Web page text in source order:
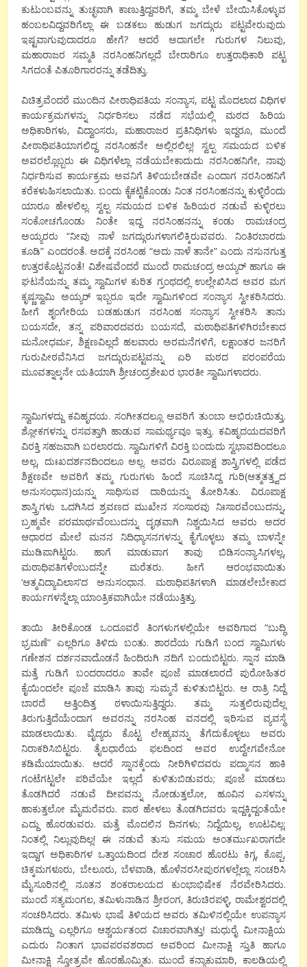
ಕುಟುಂಬವನ್ನು ತುಚ್ಛವಾಗಿ ಕಾಣುತ್ತಿದ್ದವರಿಗೆ, ತಮ್ಮ ಬೇಳೆ ಬೇಯಿಸಿಕೊಳ್ಳುವ
ಹಂಬಲವಿದ್ದವರಿಗೆಲ್ಲಾ ಈ ಬಡಕಲು ಹುಡುಗ ಜಗದ್ಗುರು ಪಟ್ಟವೇರುವುದು
ಇಷ್ಟವಾಗುವುದಾದರೂ ಹೇಗೆ? ಆದರೆ ಅದಾಗಲೇ ಗುರುಗಳ ನಿಲುವು,
ಮಹಾರಾಜರ ಸಮ್ಮತಿ ನರಸಿಂಹನಿಗಲ್ಲದೆ ಬೇರಾರಿಗೂ ಉತ್ತರಾಧಿಕಾರಿ ಪಟ್ಟ
ಸಿಗದಂತೆ ಪಿತೂರಿಗಾರರನ್ನು ತಡೆದಿತ್ತು.
ವಿಚಿತ್ರವೆಂದರೆ ಮುಂದಿನ ಪೀಠಾಧಿಪತಿಯ ಸಂನ್ಯಾಸ, ಪಟ್ಟ ಮೊದಲಾದ ವಿಧಿಗಳ
ಕಾರ್ಯಕ್ರಮಗಳನ್ನು ನಿರ್ಧರಿಸಲು ನಡೆದ ಸಭೆಯಲ್ಲಿ ಮಠದ ಹಿರಿಯ
ಅಧಿಕಾರಿಗಳು, ವಿದ್ವಾಂಸರು, ಮಹಾರಾಜರ ಪ್ರತಿನಿಧಿಗಳು ಇದ್ದರೂ, ಮುಂದೆ
ಪೀಠಾಧಿಪತಿಯಾಗಲಿದ್ದ ನರಸಿಂಹನೇ ಅಲ್ಲಿರಲಿಲ್ಲ! ಸ್ವಲ್ಪ ಸಮಯದ ಬಳಿಕ
ಅವರಲ್ಲೊಬ್ಬರು ಈ ವಿಧಿಗಳೆಲ್ಲಾ ನಡೆಯಬೇಕಾದುದು ನರಸಿಂಹನಿಗೇ, ನಾವು
ನಿರ್ಧರಿಸುವ ಕಾರ್ಯಕ್ರಮ ಅವನಿಗೆ ತಿಳಿಯಬೇಡವೇ ಎಂದಾಗ ನರಸಿಂಹನಿಗೆ
ಕರೆಕಳುಹಿಸಲಾಯಿತು. ಬಂದು ಕೈಕಟ್ಟಿಕೊಂಡು ನಿಂತ ನರಸಿಂಹನನ್ನು ಕುಳ್ಳಿರೆಂದು
ಯಾರೂ ಹೇಳಲಿಲ್ಲ. ಸ್ವಲ್ಪ ಸಮಯದ ಬಳಿಕ ಹಿರಿಯರ ನಡುವೆ ಕುಳ್ಳಿರಲು
ಸಂಕೋಚಗೊಂಡು ನಿಂತೇ ಇದ್ದ ನರಸಿಂಹನನ್ನು ಕಂಡು ರಾಮಚಂದ್ರ
ಅಯ್ಯರರು “ನೀವು ನಾಳೆ ಜಗದ್ಗುರುಗಳಾಗಲಿಕ್ಕಿರುವವರು. ನಿಂತಿರಬಾರದು
ಕೂಡಿ” ಎಂದರಂತೆ. ಅದಕ್ಕೆ ನರಸಿಂಹ “ಅದು ನಾಳೆ ತಾನೇ” ಎಂದು ನಸುನಗುತ್ತ
ಉತ್ತರಕೊಟ್ಟನಂತೆ! ವಿಶೇಷವೆಂದರೆ ಮುಂದೆ ರಾಮಚಂದ್ರ ಅಯ್ಯರ್ ಹಾಗೂ ಈ
ಘಟನೆಯನ್ನು ತಮ್ಮ ಸ್ವಾಮಿಗಳ ಕುರಿತ ಗ್ರಂಥದಲ್ಲಿ ಉಲ್ಲೇಖಿಸಿದ ಅವರ ಮಗ
ಕೃಷ್ಣಸ್ವಾಮಿ ಅಯ್ಯರ್ ಇಬ್ಬರೂ ಇದೇ ಸ್ವಾಮಿಗಳಿಂದ ಸಂನ್ಯಾಸ ಸ್ವೀಕರಿಸಿದರು.
ಹೀಗೆ ಶೃಂಗೇರಿಯ ಬಡಹುಡುಗ ನರಸಿಂಹ ಸಂನ್ಯಾಸ ಸ್ವೀಕರಿಸಿ ತಾನು
ಬಯಸದೇ, ತನ್ನ ಪರಿವಾರದವರು ಬಯಸದೆ, ಮಠಾಧಿಪತಿಗಳಿಗಿರಬೇಕಾದ
ಮನೋಧರ್ಮ, ಶಿಕ್ಷಣವಿಲ್ಲದೆ ಹಲವಾರು ಅರಮನೆಗಳಿಗೆ, ಲಕ್ಷಾಂತರ ಜನರಿಗೆ
ಗುರುಪೀಠವೆನಿಸಿದ ಜಗದ್ಗುರುಪಟ್ಟವನ್ನು ಏರಿ ಮಠದ ಪರಂಪರೆಯ
ಮೂವತ್ನಾಲ್ಕನೇ ಯತಿಯಾಗಿ ಶ್ರೀಚಂದ್ರಶೇಖರ ಭಾರತೀ ಸ್ವಾಮಿಗಳಾದರು.
ಸ್ವಾಮಿಗಳದ್ದು ಕವಿಹೃದಯ. ಸಂಗೀತದಲ್ಲೂ ಅವರಿಗೆ ತುಂಬಾ ಅಭಿರುಚಿಯಿತ್ತು.
ಶ್ಲೋಕಗಳನ್ನು ರಸವತ್ತಾಗಿ ಹಾಡುವ ಸಾಮರ್ಥ್ಯವೂ ಇತ್ತು. ಕವಿಹೃದಯದವರಿಗೆ
ವಿರಕ್ತಿ ಸಹಜವಾಗಿ ಬರಲಾರದು. ಸ್ವಾಮಿಗಳಿಗೆ ವಿರಕ್ತಿ ಬಂದುದು ಸ್ವಭಾವದಿಂದಲೂ
ಅಲ್ಲ, ದುಃಖದರ್ಶನದಿಂದಲೂ ಅಲ್ಲ. ಅವರು ವಿರೂಪಾಕ್ಷ ಶಾಸ್ತ್ರಿಗಳಲ್ಲಿ ಪಡೆದ
ಶಿಕ್ಷಣವೇ ಅವರಿಗೆ ತಮ್ಮ ಗುರುಗಳು ಹಿಂದೆ ಸೂಚಿಸಿದ್ದ ಗುರಿ(ಆತ್ಮತತ್ತ್ವದ
ಅನುಸಂಧಾನ)ಯನ್ನು ಸಾಧಿಸುವ ದಾರಿಯನ್ನು ತೋರಿಸಿತು. ವಿರೂಪಾಕ್ಷ
ಶಾಸ್ತ್ರಿಗಳು ಒದಗಿಸಿದ ಶ್ರವಣದ ಮುಖೇನ ಸಂಸಾರವು ನಿಃಸಾರವೆಂಬುದನ್ನು,
ಬ್ರಹ್ಮವೇ ಪರಮಾರ್ಥವೆಂಬುದನ್ನು ದೃಢವಾಗಿ ನಿಶ್ಚಯಿಸಿದ ಅವರು ಅದರ
ಆಧಾರದ ಮೇಲೆ ಮನನ ನಿದಿಧ್ಯಾಸನಗಳನ್ನು ಕೈಗೊಳ್ಳಲು ತಮ್ಮ ಬಾಳನ್ನೇ
ಮುಡಿಪಾಗಿಟ್ಟರು. ಹಾಗೆ ಮಾಡುವಾಗ ತಾವು ಬಿಡಿಸಂನ್ಯಾಸಿಗಳಲ್ಲ,
ಮಠಾಧಿಪತಿಗಳೆಂಬುದನ್ನೇ ಮರೆತರು. ಹೀಗೆ ಆರಂಭವಾಯಿತು
‘ಆತ್ಮವಿದ್ಯಾವಿಲಾಸ’ದ ಅನುಸಂಧಾನ. ಮಠಾಧಿಪತಿಗಳಾಗಿ ಮಾಡಲೇಬೇಕಾದ
ಕಾರ್ಯಗಳನ್ನೆಲ್ಲಾ ಯಾಂತ್ರಿಕವಾಗಿಯೇ ನಡೆಯುತ್ತಿತ್ತು.
ತಾಯಿ ತೀರಿಕೊಂಡ ಒಂದೂವರೆ ತಿಂಗಳುಗಳಲ್ಲಿಯೇ ಅವರಿಗಾದ “ಬುದ್ಧಿ
ಭ್ರಮಣೆ” ಎಲ್ಲರಿಗೂ ತಿಳಿದು ಬಂತು. ಶಾರದೆಯ ಗುಡಿಗೆ ಬಂದ ಸ್ವಾಮಿಗಳು
ಗಣೇಶನ ದರ್ಶನವಾದೊಡನೆ ಹಿಂದಿರುಗಿ ನದಿಗೆ ಬಂದುಬಿಟ್ಟರು. ಸ್ನಾನ ಮಾಡಿ
ಮತ್ತೆ ಗುಡಿಗೆ ಬಂದರಾದರೂ ತಾವೇ ಪೂಜೆ ಮಾಡಲಾರದೆ ಪುರೋಹಿತರ
ಕೈಯಿಂದಲೇ ಪೂಜೆ ಮಾಡಿಸಿ ತಾವು ಸುಮ್ಮನೆ ಕುಳಿತುಬಿಟ್ಟರು. ಆ ರಾತ್ರಿ ನಿದ್ದೆ
ಬಾರದೆ ಅತ್ತಿಂದಿತ್ತ ಠಳಾಯಿಸುತ್ತಿದ್ದರು. ತಮ್ಮ ಸುತ್ತಲಿರುವುದೆಲ್ಲ
ತಿರುಗುತ್ತಿದೆಯೆಂದಾಗ ಅವರನ್ನು ನರಸಿಂಹ ವನದಲ್ಲಿ ಇರಿಸುವ ವ್ಯವಸ್ಥೆ
ಮಾಡಲಾಯಿತು. ವೈದ್ಯರು ಕೊಟ್ಟ ಲೇಹ್ಯವನ್ನು ತೆಗೆದುಕೊಳ್ಳಲು ಅವರು
ನಿರಾಕರಿಸಿಬಿಟ್ಟರು. ತೈಲಧಾರೆಯ ಫಲದಿಂದ ಅವರ ಉದ್ವೇಗವೇನೋ
ಕಡಿಮೆಯಾಯಿತು. ಆದರೆ ಸ್ನಾನಕ್ಕೆಂದು ನೀರಿಗಿಳಿದವರು ಪದ್ಮಾಸನ ಹಾಕಿ
ಗಂಟೆಗಟ್ಟಲೇ ಪರಿವೆಯೇ ಇಲ್ಲದೆ ಕುಳಿತುಬಿಡುವರು; ಪೂಜೆ ಮಾಡಲು
ತೊಡಗಿದರೆ ನಡುವೆ ದೀಪವನ್ನು ನೋಡುತ್ತಲೋ, ಹೂವಿನ ಎಸಳನ್ನು
ಹಾಕುತ್ತಲೋ ಮೈಮರೆವರು. ಪಾಠ ಹೇಳಲು ತೊಡಗಿದವರು ಇದ್ದಕ್ಕಿದ್ದಂತೆಯೇ
ಎದ್ದು ಹೊರಡುವರು. ಮತ್ತೆ ಮೊದಲಿನ ದಿನಗಳು; ನಿದ್ದೆಯಿಲ್ಲ, ಊಟವಿಲ್ಲ;
ನಿಂತಲ್ಲಿ ನಿಲ್ಲುವುದಿಲ್ಲ! ಈ ನಡುವೆ ತುಸು ಸಮಯ ಅಂತರ್ಮುಖರಾಗದೇ
ಇದ್ದಾಗ ಅಧಿಕಾರಿಗಳ ಒತ್ತಾಯದಿಂದ ದೇಶ ಸಂಚಾರ ಹೊರಟು ಕಿಗ್ಗ, ಕೊಪ್ಪ,
ಚಿಕ್ಕಮಗಳೂರು, ಬೇಲೂರು, ಬೆಳವಾಡಿ, ಹೊಳೆನರಸೀಪುರಗಳಲ್ಲೆಲ್ಲಾ ಸಂಚರಿಸಿ
ಮೈಸೂರಿನಲ್ಲಿ ನೂತನ ಶಂಕರಾಲಯದ ಕುಂಭಾಭಿಷೇಕ ನೆರವೇರಿಸಿದರು.
ಮುಂದೆ ಸತ್ಯಮಂಗಲ, ತಮಿಳುನಾಡಿನ ಶ್ರೀರಂಗ, ತಿರುಚಿರಪಳ್ಳಿ, ರಾಮೇಶ್ವರದಲ್ಲಿ
ಸಂಚರಿಸಿದರು. ತಮಿಳು ಭಾಷೆ ತಿಳಿಯದ ಅವರು ತಮಿಳಿನಲ್ಲಿಯೇ ಉಪನ್ಯಾಸ
ಮಾಡಿದ್ದು ಎಲ್ಲರಿಗೂ ಆಶ್ಚರ್ಯತಂದ ವಿಚಾರವಾಗಿತ್ತು! ಮಧುರೈ ಮೀನಾಕ್ಷಿಯ
ಎದುರು ನಿಂತಾಗ ಭಾವಪರವಶರಾದ ಅವರಿಂದ ಮೀನಾಕ್ಷಿ ಸ್ತುತಿ ಹಾಗೂ
ಮೀನಾಕ್ಷಿ ಸ್ತೋತ್ರವೇ ಹೊರಹೊಮ್ಮಿತು. ಮುಂದೆ ಕನ್ಯಾಕುಮಾರಿ, ಕಾಲಡಿಯಲ್ಲಿ